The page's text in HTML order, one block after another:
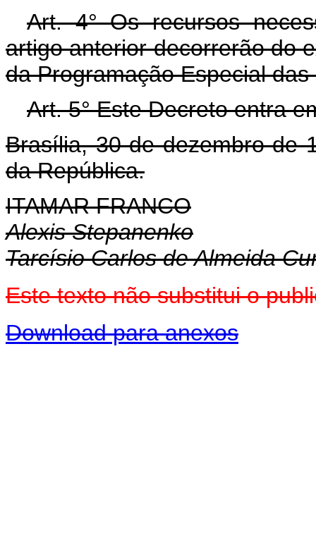
Art. 4° Os recursos
artigo anterior decorrerão do
da Programação Especial
Art. 5° Este Decreto entra
Brasília, 30 de dezembro de
da República.
ITAMAR FRANCO
Alexis Stepanenko
Tarcísio Carlos de Almeida
Este texto não substitui o
Download para anexos